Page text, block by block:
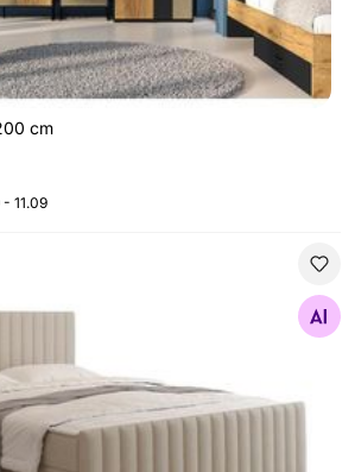
cm
11.09